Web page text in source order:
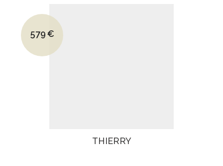
Le prix initial était : 779€.
579€
Le prix actuel est : 579€.
THIERRY